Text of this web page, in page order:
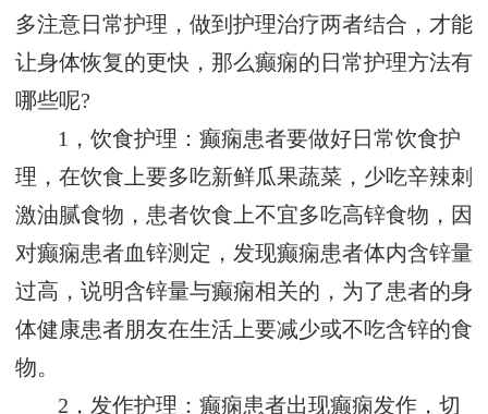
多注意日常护理，做到护理治疗两者结合，才能
让身体恢复的更快，那么癫痫的日常护理方法有
哪些呢?
1，饮食护理：癫痫患者要做好日常饮食护
理，在饮食上要多吃新鲜瓜果蔬菜，少吃辛辣刺
激油腻食物，患者饮食上不宜多吃高锌食物，因
对癫痫患者血锌测定，发现癫痫患者体内含锌量
过高，说明含锌量与癫痫相关的，为了患者的身
体健康患者朋友在生活上要减少或不吃含锌的食
物。
2，发作护理：癫痫患者出现癫痫发作，切